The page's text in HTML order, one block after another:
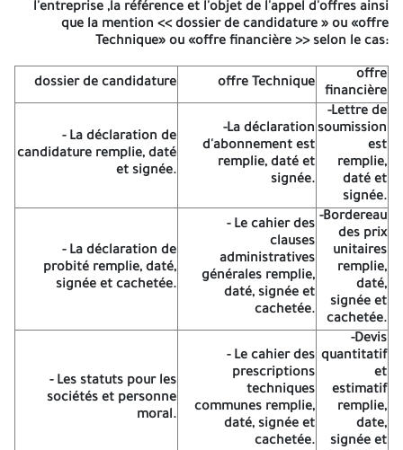
Les Entreprises qualifiées en cette activité équivalant de
(fabricant, importateur grossiste détaillant) qui sont inscrits au
registre de commerce en relation avec l'objet de cahier des
charges.
Pourront retirer les cahiers de charges, de la Wilaya d'Ouled -
Djellal - la Direction de l'administration locale de la wilaya -
bureau des marché. Contre paiement de quatre mille (4.000,00)
dinars auprès du trésorier de wilaya d'Ouled- Djellal.
Les offres dûment remplies, accompagnées des documents
exigés, doivent être déposées auprès du siège de la Wilaya
(secrétariat de directeur) au nom de monsieur le directeur de
Direction de l'administration locale d'Ouled - Djellal dans une
enveloppe cachetée ne comporte que la mention :(à n'ouvrir que
par la commission d'ouverture des plis et d'évaluation des offres
- appel d'offre national ouvert N°: 01/2026 pour réalisation
d'opération:
Lot 01 : Equipement des meubles et literie.
Lot 02 : Ameublement la salle de réception.
Lot 03 : Acquisition électroménager et meubles de cuisine.
l'entreprise ,la référence et l'objet de l'appel d'offres ainsi
que la mention << dossier de candidature » ou «offre
Technique» ou «offre financière >> selon le cas:
dossier de candidature offre Technique
offre
financière
- La déclaration de
candidature remplie, daté
et signée.
-La déclaration
d'abonnement est
remplie, daté et
signée.
-Lettre de
soumission
est
remplie,
daté et
signée.
- La déclaration de
probité remplie, daté,
signée et cachetée.
- Le cahier des
clauses
administratives
générales remplie,
daté, signée et
cachetée.
-Bordereau
des prix
unitaires
remplie,
daté,
signée et
cachetée.
- Les statuts pour les
sociétés et personne
moral.
- Le cahier des
prescriptions
techniques
communes remplie,
daté, signée et
cachetée.
-Devis
quantitatif
et
estimatif
remplie,
date,
signée et